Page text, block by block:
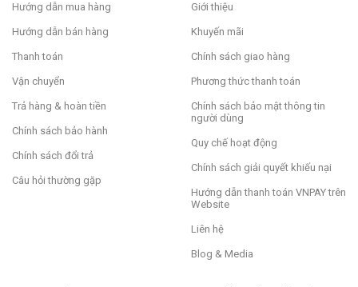
Hướng dẫn mua hàng
Hướng dẫn bán hàng
Thanh toán
Vận chuyển
Trả hàng & hoàn tiền
Chính sách bảo hành
Chính sách đổi trả
Câu hỏi thường gặp
Giới thiệu
Khuyến mãi
Chính sách giao hàng
Phương thức thanh toán
Chính sách bảo mật thông tin
người dùng
Quy chế hoạt động
Chính sách giải quyết khiếu nại
Hướng dẫn thanh toán VNPAY trên
Website
Liên hệ
Blog & Media